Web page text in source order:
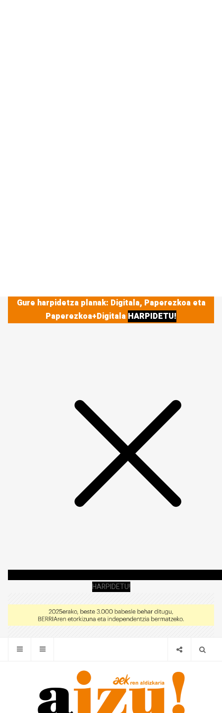
Gure harpidetza planak: Digitala, Paperezkoa eta
Paperezkoa+Digitala HARPIDETU!
HARPIDETU!